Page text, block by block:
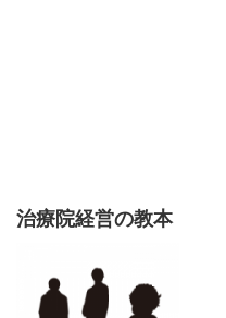
治療院経営の教本